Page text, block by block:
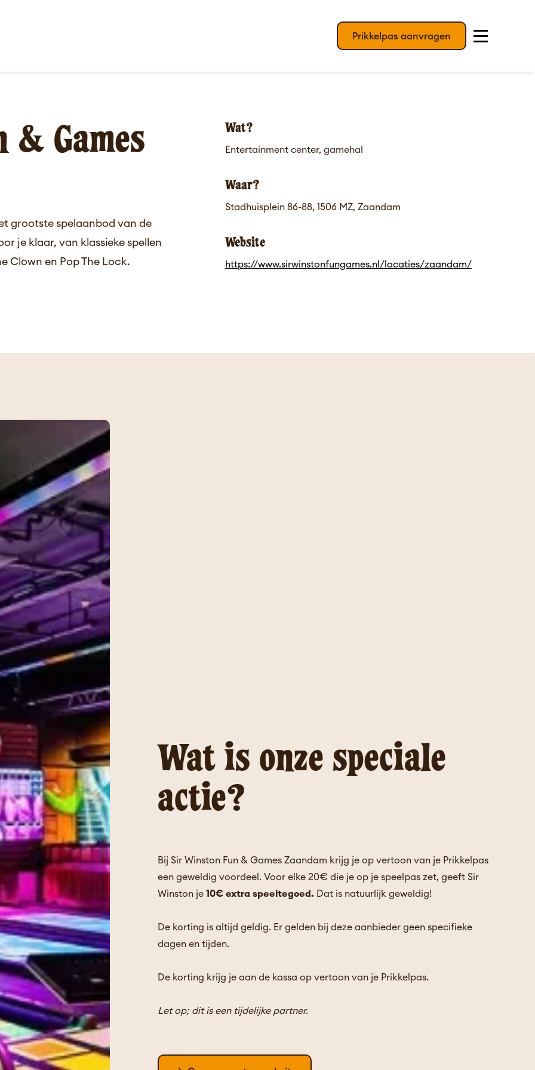
Prikkelpas aanvragen
Games
grootste spelaanbod van de
je klaar, van klassieke spellen
Clown en Pop The Lock.
Wat?
Entertainment center, gamehal
Waar?
Stadhuisplein 86-88, 1506 MZ, Zaandam
Website
https://www.sirwinstonfungames.nl/locaties/zaandam/
Wat is onze speciale
actie?
Bij Sir Winston Fun & Games Zaandam krijg je op vertoon van je Prikkelpas
een geweldig voordeel. Voor elke 20€ die je op je speelpas zet, geeft Sir
Winston je 10€ extra speeltegoed. Dat is natuurlijk geweldig!
De korting is altijd geldig. Er gelden bij deze aanbieder geen specifieke
dagen en tijden.
De korting krijg je aan de kassa op vertoon van je Prikkelpas.
Let op; dit is een tijdelijke partner.